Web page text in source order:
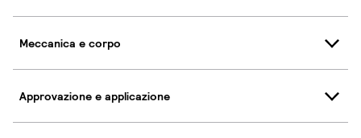
Meccanica e corpo
Approvazione e applicazione